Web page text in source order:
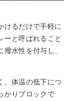
けるだけで手軽に
ーと呼ばれること
水性を付与し、
、体温の低下につ
かりブロックで